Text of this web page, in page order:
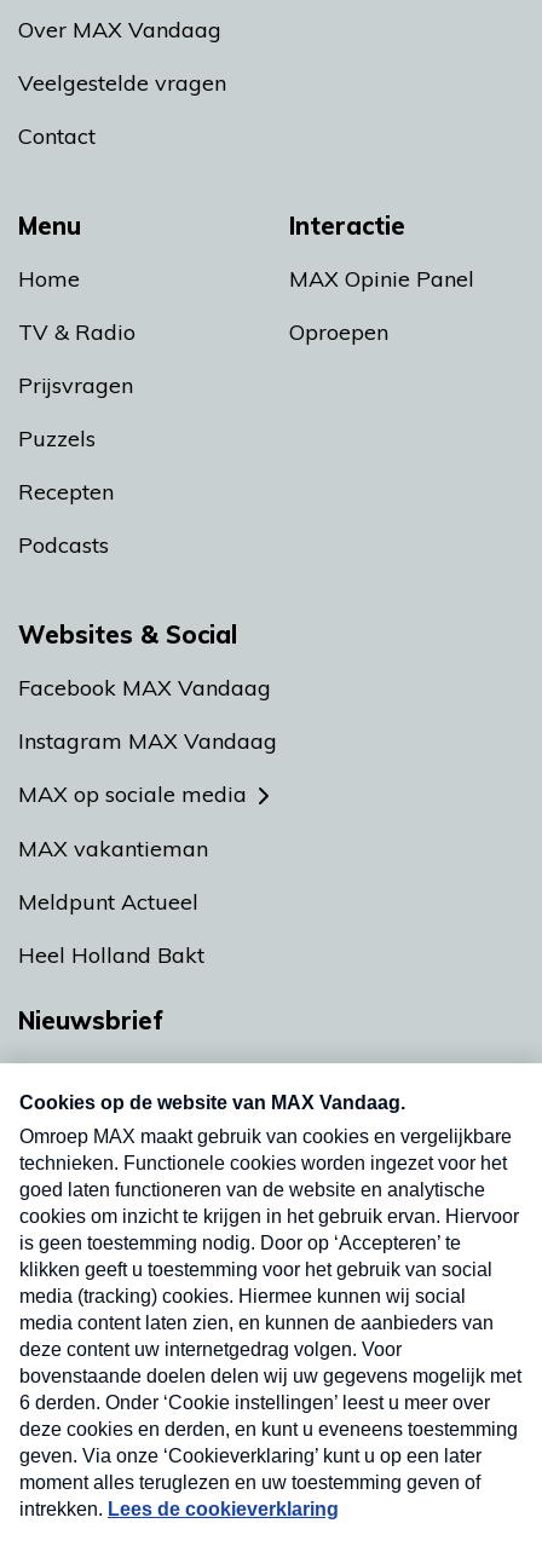
Menu
Home
TV & Radio
Prijsvragen
Puzzels
Recepten
Podcasts
Interactie
MAX Opinie Panel
Oproepen
Over MAX Vandaag
Veelgestelde vragen
Contact
Websites & Social
Facebook MAX Vandaag
Instagram MAX Vandaag
MAX op sociale media
MAX vakantieman
Meldpunt Actueel
Heel Holland Bakt
Nieuwsbrief
nieuwsbrief. Elke vrijdag- en dinsdagochtend in
uw mailbox.
Verzend
Nieuwsbrief
Neem hier een gratis abonnement op onze
nieuwsbrief. Elke vrijdag- en dinsdagochtend in uw